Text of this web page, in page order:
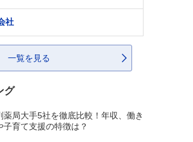
社
一覧を見る
グ
薬局大手5社を徹底比較！年収、働き
子育て支援の特徴は？